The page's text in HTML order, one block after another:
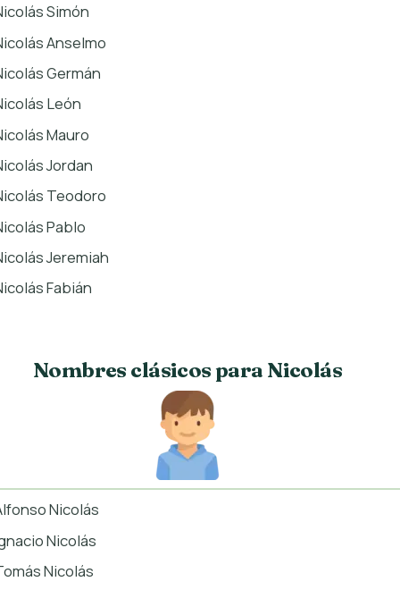
Simón
Anselmo
Germán
León
Mauro
Jordan
Teodoro
Pablo
Jeremiah
Fabián
Nombres clásicos para Nicolás
Nicolás
Nicolás
Nicolás